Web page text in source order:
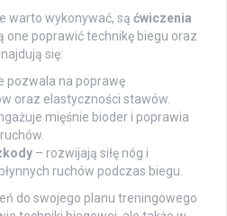
warto wykonywać, są ćwiczenia
one poprawić technikę biegu oraz
się:
pozwala na poprawę
oraz elastyczności stawów.
mięśnie bioder i poprawia
– rozwijają siłę nóg i
ruchów podczas biegu.
do swojego planu treningowego